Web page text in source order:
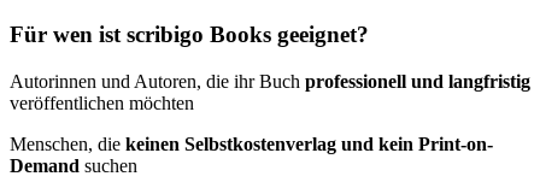
Für wen ist scribigo Books geeignet?
Autorinnen und Autoren, die ihr Buch professionell und langfristig
veröffentlichen möchten
Menschen, die keinen Selbstkostenverlag und kein Print-on-
Demand suchen